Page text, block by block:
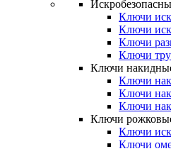
Ключи
Ключи
Ключи
Ключи
Ключи
Ключи
Ключи
Ключи
Ключи
Ключи
Ключи